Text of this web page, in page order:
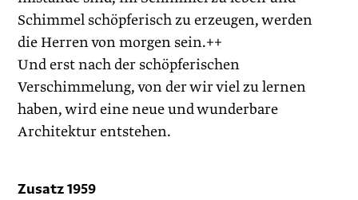
Schimmel schöpferisch zu erzeugen, werden
die Herren von morgen sein.++
Und erst nach der schöpferischen
Verschimmelung, von der wir viel zu lernen
haben, wird eine neue und wunderbare
Architektur entstehen.
Zusatz 1959